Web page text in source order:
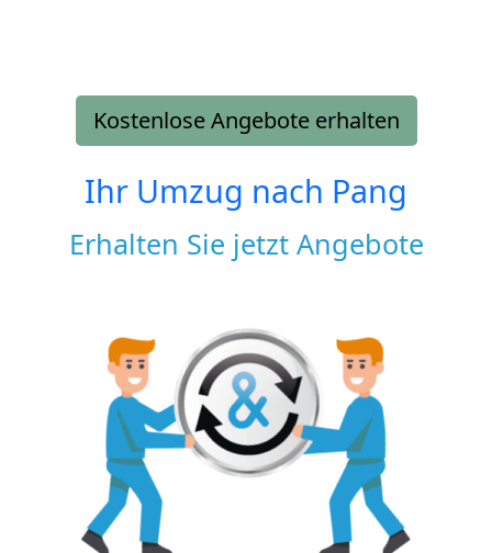
Kostenlose Angebote erhalten
Ihr Umzug nach Pang
Erhalten Sie jetzt Angebote